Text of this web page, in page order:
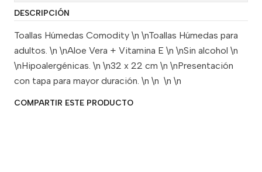
DESCRIPCIÓN
Toallas Húmedas Comodity \n \nToallas Húmedas para
adultos. \n \nAloe Vera + Vitamina E \n \nSin alcohol \n
\nHipoalergénicas. \n \n32 x 22 cm \n \nPresentación
con tapa para mayor duración. \n \n \n \n
COMPARTIR ESTE PRODUCTO